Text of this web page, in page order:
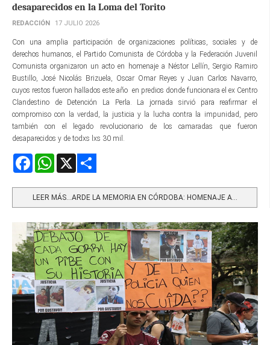
desaparecidos en la Loma del Torito
REDACCIÓN 17 JULIO 2026
Con una amplia participación de organizaciones políticas, sociales y de
derechos humanos, el Partido Comunista de Córdoba y la Federación Juvenil
Comunista organizaron un acto en homenaje a Néstor Lellín, Sergio Ramiro
Bustillo, José Nicolás Brizuela, Oscar Omar Reyes y Juan Carlos Navarro,
cuyos restos fueron hallados este año en predios donde funcionara el ex Centro
Clandestino de Detención La Perla. La jornada sirvió para reafirmar el
compromiso con la verdad, la justicia y la lucha contra la impunidad, pero
también con el legado revolucionario de los camaradas que fueron
desaparecidos y de todxs lxs 30 mil.
FacebookWhatsApp
LEER MÁS…ARDE LA MEMORIA EN CÓRDOBA: HOMENAJE A...